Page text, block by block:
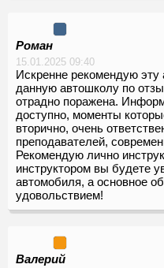
Роман
15.01.2025 09:40
Искренне рекомендую
данную автошколу по
отрадно поражена.
доступно, моменты
вторично, очень
преподавателей,
Рекомендую лично
инструктором вы будете
автомобиля, а основное
удовольствием!
Валерий